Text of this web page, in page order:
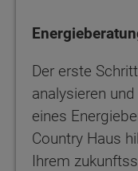
Der erste
analysieren
eines
Country Haus
Ihrem